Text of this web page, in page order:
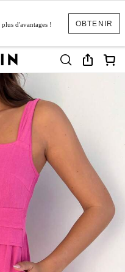
OBTENIR
d'avantages !